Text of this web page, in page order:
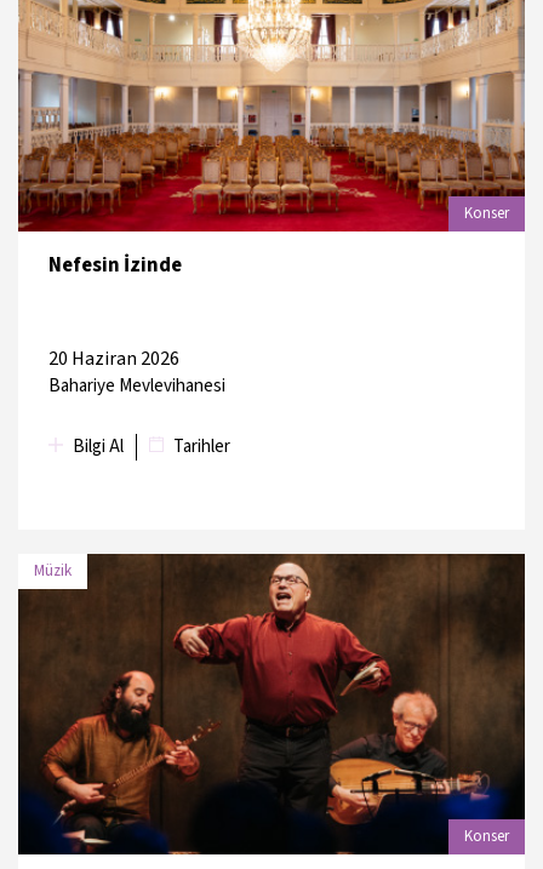
Konser
Nefesin İzinde
20 Haziran 2026
Bahariye Mevlevihanesi
Bilgi Al Tarihler
TARİH MEKAN
21 Haziran 2026 Kapalıçarşı, Kürkçüler Kapısı
Müzik
Konser
TARİH MEKAN
22 Haziran
2026
Kadıköy Belediyesi Süreyya
Operası